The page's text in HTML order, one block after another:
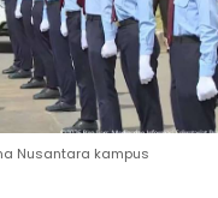
Nusantara kampus